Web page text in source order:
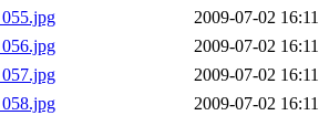
2009-07-02 16:11
2009-07-02 16:11
2009-07-02 16:11
2009-07-02 16:11